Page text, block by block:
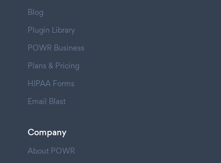
Blog
Plugin Library
POWR Business
Plans & Pricing
HIPAA Forms
Email Blast
Company
About POWR